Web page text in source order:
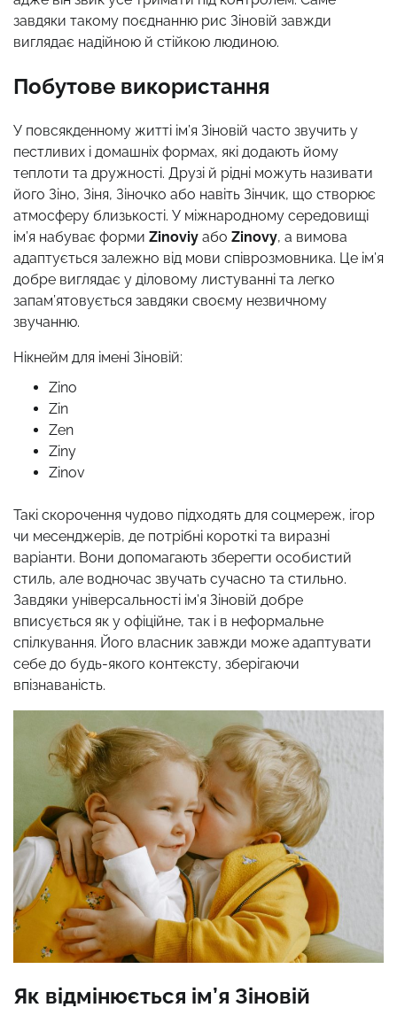
завдяки такому поєднанню рис Зіновій завжди
виглядає надійною й стійкою людиною.
Побутове використання
У повсякденному житті ім’я Зіновій часто звучить у
пестливих і домашніх формах, які додають йому
теплоти та дружності. Друзі й рідні можуть називати
його Зіно, Зіня, Зіночко або навіть Зінчик, що створює
атмосферу близькості. У міжнародному середовищі
ім’я набуває форми Zinoviy або Zinovy, а вимова
адаптується залежно від мови співрозмовника. Це ім’я
добре виглядає у діловому листуванні та легко
запам’ятовується завдяки своєму незвичному
звучанню.
Нікнейм для імені Зіновій:
Zino
Zin
Zen
Ziny
Zinov
Такі скорочення чудово підходять для соцмереж, ігор
чи месенджерів, де потрібні короткі та виразні
варіанти. Вони допомагають зберегти особистий
стиль, але водночас звучать сучасно та стильно.
Завдяки універсальності ім’я Зіновій добре
вписується як у офіційне, так і в неформальне
спілкування. Його власник завжди може адаптувати
себе до будь-якого контексту, зберігаючи
впізнаваність.
Як відмінюється ім’я Зіновій